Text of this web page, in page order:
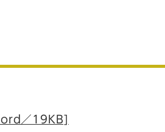
／19KB]